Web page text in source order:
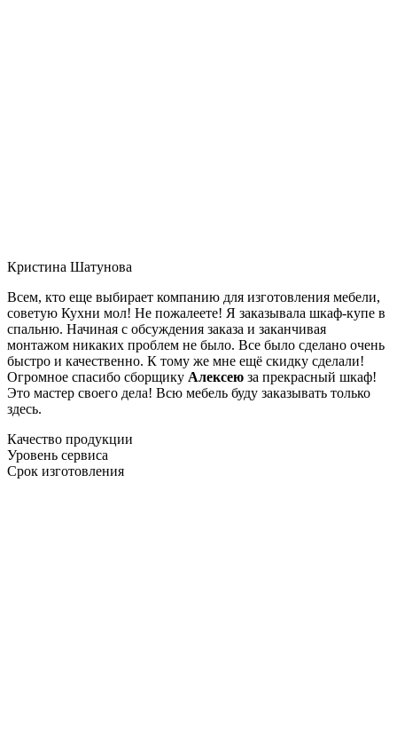
Кристина Шатунова
Всем, кто еще выбирает компанию для изготовления мебели,
советую Кухни мол! Не пожалеете! Я заказывала шкаф-купе в
спальню. Начиная с обсуждения заказа и заканчивая
монтажом никаких проблем не было. Все было сделано очень
быстро и качественно. К тому же мне ещё скидку сделали!
Огромное спасибо сборщику Алексею за прекрасный шкаф!
Это мастер своего дела! Всю мебель буду заказывать только
здесь.
Качество продукции
Уровень сервиса
Срок изготовления